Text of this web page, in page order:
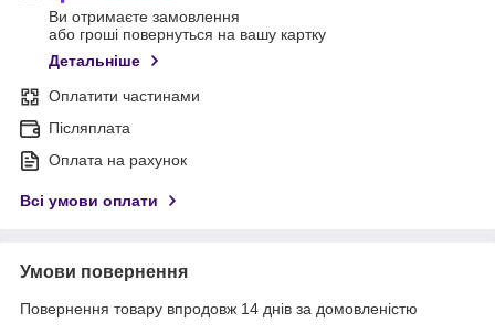
Ви отримаєте замовлення
або гроші повернуться на вашу картку
Детальніше
Оплатити частинами
Післяплата
Оплата на рахунок
Всі умови оплати
Умови повернення
Повернення товару впродовж 14 днів за домовленістю